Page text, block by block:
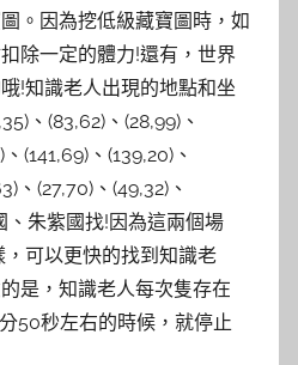
。因為挖低級藏寶圖時，如
除一定的體力!還有，世界
!知識老人出現的地點和坐
、(83,62)、(28,99)、
(141,69)、(139,20)、
、(27,70)、(49,32)、
、朱紫國找!因為這兩個場
可以更快的找到知識老
是，知識老人每次隻存在
50秒左右的時候，就停止